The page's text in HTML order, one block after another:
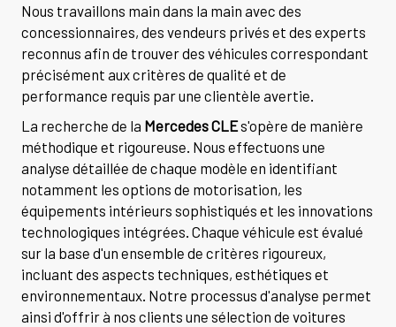
Nous travaillons main dans la main avec des
concessionnaires, des vendeurs privés et des experts
reconnus afin de trouver des véhicules correspondant
précisément aux critères de qualité et de
performance requis par une clientèle avertie.
La recherche de la Mercedes CLEs'opère de manière
méthodique et rigoureuse. Nous effectuons une
analyse détaillée de chaque modèle en identifiant
notamment les options de motorisation, les
équipements intérieurs sophistiqués et les innovations
technologiques intégrées. Chaque véhicule est évalué
sur la base d'un ensemble de critères rigoureux,
incluant des aspects techniques, esthétiques et
environnementaux. Notre processus d'analyse permet
ainsi d'offrir à nos clients une sélection de voitures